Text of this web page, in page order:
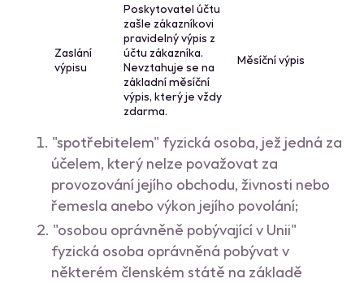
Zaslání
výpisu
Poskytovatel účtu
zašle zákazníkovi
pravidelný výpis z
účtu zákazníka.
Nevztahuje se na
základní měsíční
výpis, který je vždy
zdarma.
Měsíční výpis
"spotřebitelem" fyzická osoba, jež jedná za
účelem, který nelze považovat za
provozování jejího obchodu, živnosti nebo
řemesla anebo výkon jejího povolání;
"osobou oprávněně pobývající v Unii"
fyzická osoba oprávněná pobývat v
některém členském státě na základě